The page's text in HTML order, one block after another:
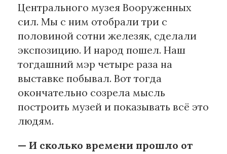
Центрального музея Вооруженных
сил. Мы с ним отобрали три с
половиной сотни железяк, сделали
экспозицию. И народ пошел. Наш
тогдашний мэр четыре раза на
выставке побывал. Вот тогда
окончательно созрела мысль
построить музей и показывать всё это
людям.
— И сколько времени прошло от